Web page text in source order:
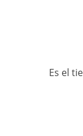
Es el